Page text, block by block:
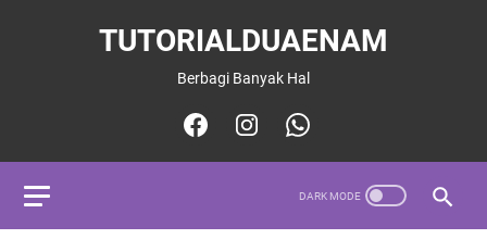
TUTORIALDUAENAM
Berbagi Banyak Hal